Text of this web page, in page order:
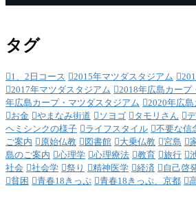
タグ
1、2日コース 2015年マツダスタジアム
2017年マツダスタジアム
2018年広島カープ
年広島カープ・マツダスタジアム
2020年広
お金
やまなみ街道 ソヨゴ タモリさん
ヘミシンクの様子
ライフスタイル 不要な信
ご案内
原始仏教 図書館 大乗仏教 宮島
島のご案内
心理学 心理療法 教育 旅行
社会
社会学 祭り 精神医学 経済 自己啓
貧困
青春18きっぷ 青春18きっぷ、京都